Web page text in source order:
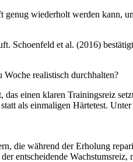
genug wiederholt werden kann,
Schoenfeld et al. (2016)
realistisch durchhalten?
einen klaren Trainingsreiz
als einmaligen Härtetest. Unter
die während der Erholung
entscheidende Wachstumsreiz,